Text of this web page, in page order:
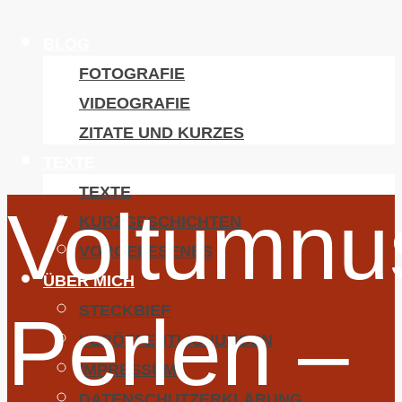
FOTOGRAFIE
VIDEOGRAFIE
ZITATE UND KURZES
TEXTE
KURZGESCHICHTEN
VORGELESENES
ÜBER MICH
STECKBIEF
VERÖFFENTLICHUNGEN
IMPRESSUM
Perlen –